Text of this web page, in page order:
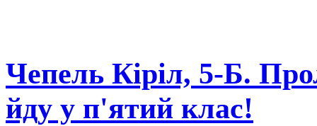
Чепель Кіріл, 5-Б.
йду у п'ятий клас!